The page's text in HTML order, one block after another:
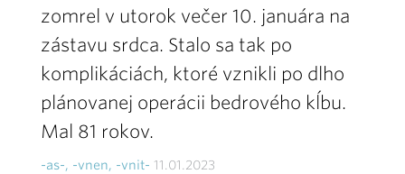
zomrel v utorok večer 10. januára na
zástavu srdca. Stalo sa tak po
komplikáciách, ktoré vznikli po dlho
plánovanej operácii bedrového kĺbu.
Mal 81 rokov.
-as-, -vnen, -vnit- 11.01.2023